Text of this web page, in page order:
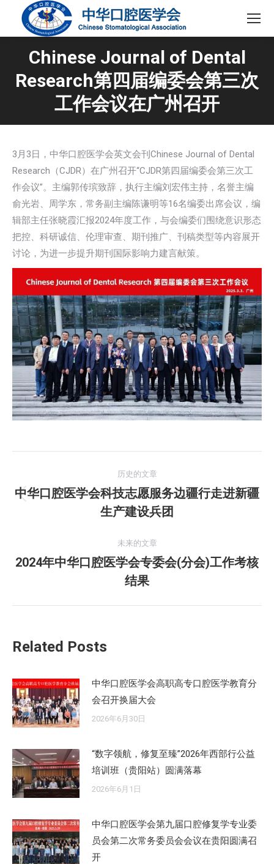
Chinese Journal of Dental
Research第四届编委会第三次
工作会议在广州召开
3月3日，中华口腔医学会英文会刊Chinese Journal of Dental
Research（CJDR）在广州召开“CJDR第四届编委会第三次工
作会议”。主编郭传瑸致辞，执行主编刘宏伟主持，名誉主编
俞光岩、周学东，常务副主编陈谦明等16名编委出席会议，编
辑部主任张晓霞汇报2024年度工作，与会编委们围绕意识形态
把控、科研诚信、伦理审查、期刊推广、刊稿类型等内容展开
讨论，为进一步提升期刊国际影响力建言献策。
章
历史的文章
历
史
文
章：
中华口腔医学会科技志愿服务边疆行走进新疆
生产建设兵团
未来的文章
未
来
的
2024年中华口腔医学会专委会(分会)工作考核
结果
Related Posts
中华口腔医学会高职高专口腔医学教育分
会召开换届大会
2026年6月30日
“数字领航，修复至臻”2026年西部行公益
培训班（贵阳站）圆满落幕
2026年6月1日
中华口腔医学会第九届口腔修复学专业委
员会第二次常务委员会会议在贵阳圆满召
开